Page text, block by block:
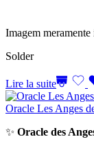
Imagem
Solder
Lire la suite
Oracle Les Anges
✨ Oracle des